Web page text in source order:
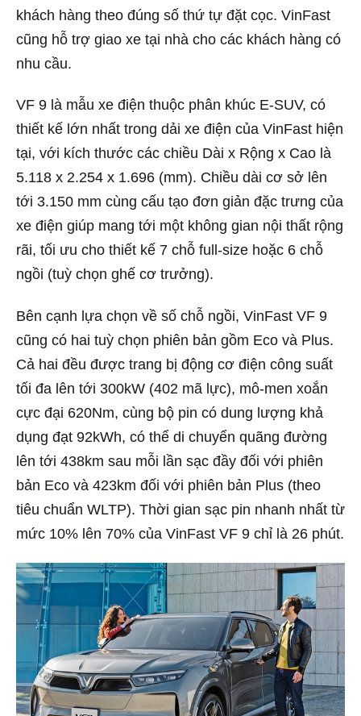
khách hàng theo đúng số thứ tự đặt cọc. VinFast
cũng hỗ trợ giao xe tại nhà cho các khách hàng có
nhu cầu.
VF 9 là mẫu xe điện thuộc phân khúc E-SUV, có
thiết kế lớn nhất trong dải xe điện của VinFast hiện
tại, với kích thước các chiều Dài x Rộng x Cao là
5.118 x 2.254 x 1.696 (mm). Chiều dài cơ sở lên
tới 3.150 mm cùng cấu tạo đơn giản đặc trưng của
xe điện giúp mang tới một không gian nội thất rộng
rãi, tối ưu cho thiết kế 7 chỗ full-size hoặc 6 chỗ
ngồi (tuỳ chọn ghế cơ trưởng).
Bên cạnh lựa chọn về số chỗ ngồi, VinFast VF 9
cũng có hai tuỳ chọn phiên bản gồm Eco và Plus.
Cả hai đều được trang bị động cơ điện công suất
tối đa lên tới 300kW (402 mã lực), mô-men xoắn
cực đại 620Nm, cùng bộ pin có dung lượng khả
dụng đạt 92kWh, có thể di chuyển quãng đường
lên tới 438km sau mỗi lần sạc đầy đối với phiên
bản Eco và 423km đối với phiên bản Plus (theo
tiêu chuẩn WLTP). Thời gian sạc pin nhanh nhất từ
mức 10% lên 70% của VinFast VF 9 chỉ là 26 phút.